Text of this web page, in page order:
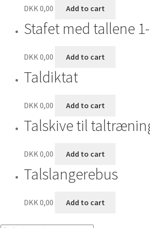
DKK0,00 Add to cart
Stafet med tallene
DKK0,00 Add to cart
Taldiktat
DKK0,00 Add to cart
Talskive til
DKK0,00 Add to cart
Talslangerebus
DKK0,00 Add to cart